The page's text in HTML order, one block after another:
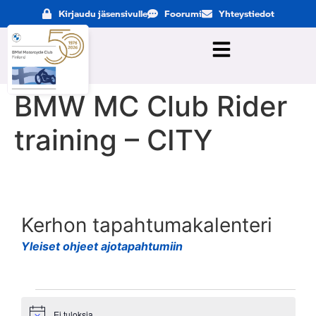
Kirjaudu jäsensivulle Foorumi Yhteystiedot
BMW MC Club Rider
training – CITY
Kerhon tapahtumakalenteri
Yleiset ohjeet ajotapahtumiin